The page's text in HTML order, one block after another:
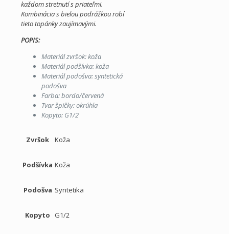
každom stretnutí s priateľmi.
Kombinácia s bielou podrážkou robí
tieto topánky zaujímavými.
POPIS:
Materiál zvršok: koža
Materiál podšívka: koža
Materiál podošva: syntetická
podošva
Farba: bordo/červená
Tvar špičky: okrúhla
Kopyto: G1/2
Zvršok Koža
Podšívka Koža
Podošva Syntetika
Kopyto G1/2